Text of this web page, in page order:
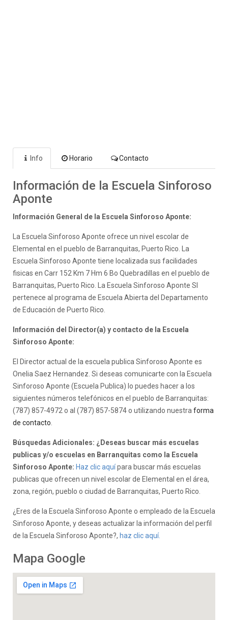
Info Horario Contacto
Información de la Escuela Sinforoso
Aponte
Información General de la Escuela Sinforoso Aponte:
La Escuela Sinforoso Aponte ofrece un nivel escolar de
Elemental en el pueblo de Barranquitas, Puerto Rico. La
Escuela Sinforoso Aponte tiene localizada sus facilidades
fisicas en Carr 152 Km 7 Hm 6 Bo Quebradillas en el pueblo de
Barranquitas, Puerto Rico. La Escuela Sinforoso Aponte SI
pertenece al programa de Escuela Abierta del Departamento
de Educación de Puerto Rico.
Información del Director(a) y contacto de la Escuela
Sinforoso Aponte:
El Director actual de la escuela publica Sinforoso Aponte es
Onelia Saez Hernandez. Si deseas comunicarte con la Escuela
Sinforoso Aponte (Escuela Publica) lo puedes hacer a los
siguientes números telefónicos en el pueblo de Barranquitas:
(787) 857-4972 o al (787) 857-5874 o utilizando nuestra forma
de contacto
Búsquedas Adicionales: ¿Deseas buscar más escuelas
publicas y/o escuelas en Barranquitas como la Escuela
Sinforoso Aponte: Haz clic aquípara buscar más escuelas
publicas que ofrecen un nivel escolar de Elemental en el área,
zona, región, pueblo o ciudad de Barranquitas, Puerto Rico.
¿Eres de la Escuela Sinforoso Aponte o empleado de la Escuela
Sinforoso Aponte, y deseas actualizar la información del perfil
de la Escuela Sinforoso Aponte?, haz clic aquí.
Mapa Google